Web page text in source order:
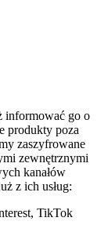
informować go o
produkty poza
zaszyfrowane
zewnętrznymi
kanałów
z ich usług:
TikTok